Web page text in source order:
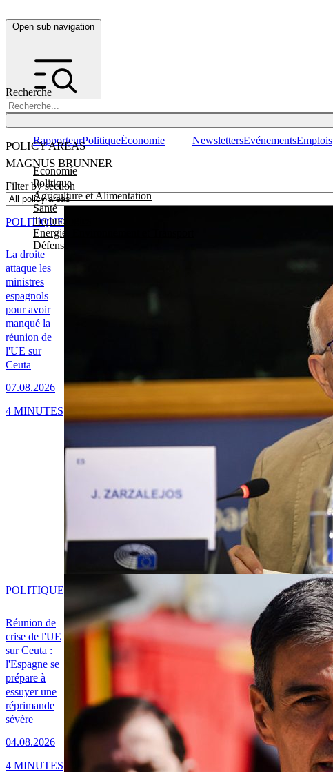
Open sub navigation
Recherche
POLICY AREAS
Economie
Politique
Agriculture et Alimentation
Santé
Technologies
Energie, Environnement et Transport
Défense
RapporteurPolitiqueÉconomie NewslettersEvénementsEmplois
MAGNUS BRUNNER
Filter by section
La droite
attaque les
ministres
espagnols
pour avoir
manqué la
réunion de
l'UE sur
Ceuta
07.08.2026
POLITIQUE
4 MINUTES
Réunion de
crise de l'UE
sur Ceuta :
l'Espagne se
prépare à
essuyer une
réprimande
sévère
04.08.2026
POLITIQUE
4 MINUTES